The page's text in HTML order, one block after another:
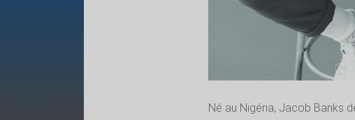
Né au Nigéria, Jacob Banks